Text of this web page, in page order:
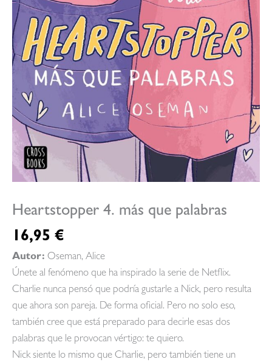
Heartstopper 4. más que palabras
16,95 €
Autor: Oseman, Alice
Únete al fenómeno que ha inspirado la serie de Netflix.
Charlie nunca pensó que podría gustarle a Nick, pero resulta
que ahora son pareja. De forma oficial. Pero no solo eso,
también cree que está preparado para decirle esas dos
palabras que le provocan vértigo: te quiero.
Nick siente lo mismo que Charlie, pero también tiene un